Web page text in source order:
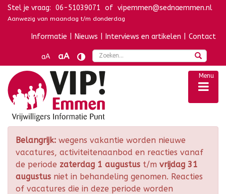
Navigatie overslaan
Stel je vraag: 06-51039071 of vipemmen@sednaemmen.nl
Aanwezig van maandag t/m donderdag
Informatie Nieuws Interviews en artikelen Contact
aA aA
Menu
Belangrijk: wegens vakantie worden nieuwe
vacatures, activiteitenaanbod en reacties vanaf
de periode zaterdag 1 augustus t/m vrijdag 31
augustus niet in behandeling genomen. Reacties
of vacatures die in deze periode worden